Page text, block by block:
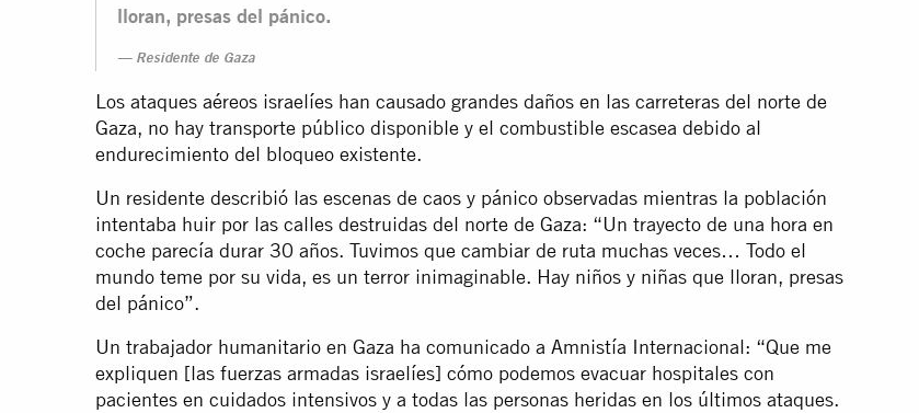
lloran, presas del pánico.
Residente de Gaza
Los ataques aéreos israelíes han causado grandes daños en las carreteras del norte de
Gaza, no hay transporte público disponible y el combustible escasea debido al
endurecimiento del bloqueo existente.
Un residente describió las escenas de caos y pánico observadas mientras la población
intentaba huir por las calles destruidas del norte de Gaza: “Un trayecto de una hora en
coche parecía durar 30 años. Tuvimos que cambiar de ruta muchas veces… Todo el
mundo teme por su vida, es un terror inimaginable. Hay niños y niñas que lloran, presas
del pánico”.
Un trabajador humanitario en Gaza ha comunicado a Amnistía Internacional: “Que me
expliquen [las fuerzas armadas israelíes] cómo podemos evacuar hospitales con
pacientes en cuidados intensivos y a todas las personas heridas en los últimos ataques.